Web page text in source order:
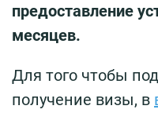
предоставление
месяцев.
Для того чтобы
получение визы, в